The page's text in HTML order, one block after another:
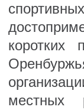
местных